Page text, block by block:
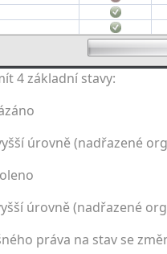
4 základní stavy:
úrovně (nadřazené
úrovně (nadřazené
práva na stav se